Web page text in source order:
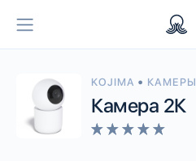
KOJIMA • КАМЕРЫ
Камера 2К